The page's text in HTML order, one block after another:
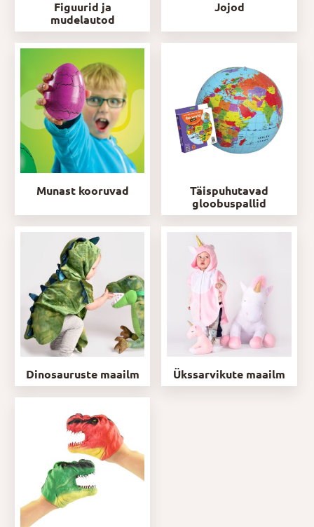
Figuurid ja
mudelautod
Jojod
Munast kooruvad
Täispuhutavad
gloobuspallid
Dinosauruste maailm Ükssarvikute maailm